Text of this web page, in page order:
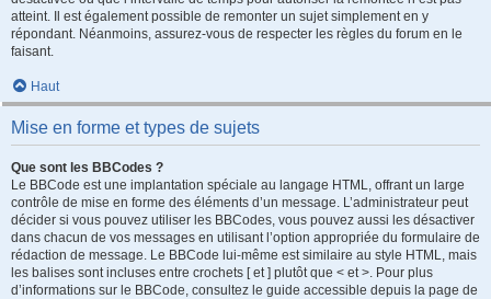
atteint. Il est également possible de remonter un sujet simplement en y
répondant. Néanmoins, assurez-vous de respecter les règles du forum en le
faisant.
Haut
Mise en forme et types de sujets
Que sont les BBCodes ?
Le BBCode est une implantation spéciale au langage HTML, offrant un large
contrôle de mise en forme des éléments d’un message. L’administrateur peut
décider si vous pouvez utiliser les BBCodes, vous pouvez aussi les désactiver
dans chacun de vos messages en utilisant l’option appropriée du formulaire de
rédaction de message. Le BBCode lui-même est similaire au style HTML, mais
les balises sont incluses entre crochets [ et ] plutôt que < et >. Pour plus
d’informations sur le BBCode, consultez le guide accessible depuis la page de